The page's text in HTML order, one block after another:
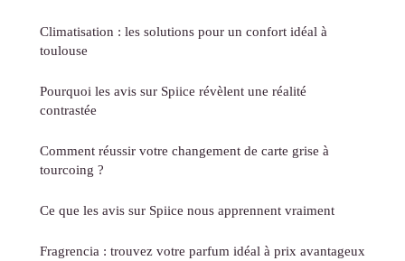
Climatisation : les solutions pour un confort idéal à
toulouse
Pourquoi les avis sur Spiice révèlent une réalité
contrastée
Comment réussir votre changement de carte grise à
tourcoing ?
Ce que les avis sur Spiice nous apprennent vraiment
Fragrencia : trouvez votre parfum idéal à prix avantageux